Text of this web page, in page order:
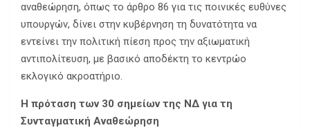
αναθεώρηση, όπως το άρθρο 86 για τις ποινικές ευθύνες
υπουργών, δίνει στην κυβέρνηση τη δυνατότητα να
εντείνει την πολιτική πίεση προς την αξιωματική
αντιπολίτευση, με βασικό αποδέκτη το κεντρώο
εκλογικό ακροατήριο.
Η πρόταση των 30 σημείων της ΝΔ για τη
Συνταγματική Αναθεώρηση